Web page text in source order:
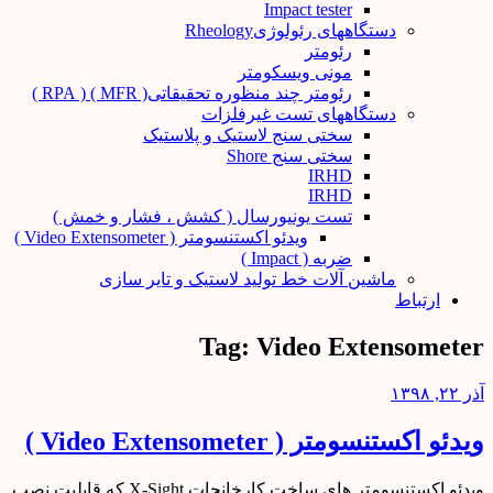
Impact tester
دستگاههای رئولوژیRheology
رئومتر
مونی ویسکومتر
رئومتر چند منظوره تحقیقاتی( MFR ) ( RPA )
دستگاههای تست غیرفلزات
سختی سنج لاستیک و پلاستیک
سختی سنج Shore
IRHD
IRHD
تست یونیورسال ( کشش ، فشار و خمش )
ویدئو اکستنسومتر ( Video Extensometer )
ضربه ( Impact )
ماشین آلات خط تولید لاستیک و تایر سازی
ارتباط
Tag: Video Extensometer
آذر ۲۲, ۱۳۹۸
ویدئو اکستنسومتر ( Video Extensometer )